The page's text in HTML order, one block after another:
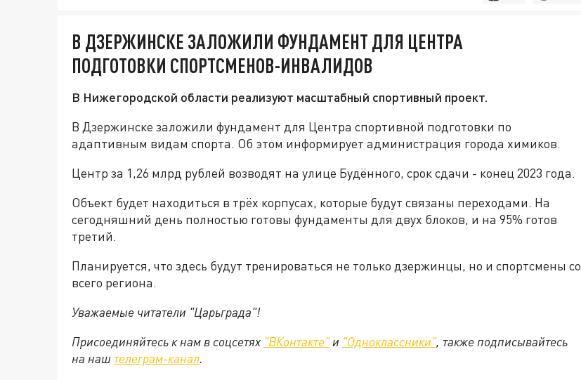
В ДЗЕРЖИНСКЕ ЗАЛОЖИЛИ ФУНДАМЕНТ ДЛЯ ЦЕНТРА
ПОДГОТОВКИ СПОРТСМЕНОВ-ИНВАЛИДОВ
В Нижегородской области реализуют масштабный спортивный проект.
В Дзержинске заложили фундамент для Центра спортивной подготовки по
адаптивным видам спорта. Об этом информирует администрация города химиков.
Центр за 1,26 млрд рублей возводят на улице Будённого, срок сдачи - конец 2023 года.
Объект будет находиться в трёх корпусах, которые будут связаны переходами. На
сегодняшний день полностью готовы фундаменты для двух блоков, и на 95% готов
третий.
Планируется, что здесь будут тренироваться не только дзержинцы, но и спортсмены со
всего региона.
Уважаемые читатели "Царьграда"!
Присоединяйтесь к нам в соцсетях "ВКонтакте"и "Одноклассники", также подписывайтесь
на наш телеграм-канал.